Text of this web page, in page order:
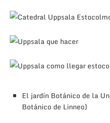
El jardín Botánico de la
Botánico de Linneo)